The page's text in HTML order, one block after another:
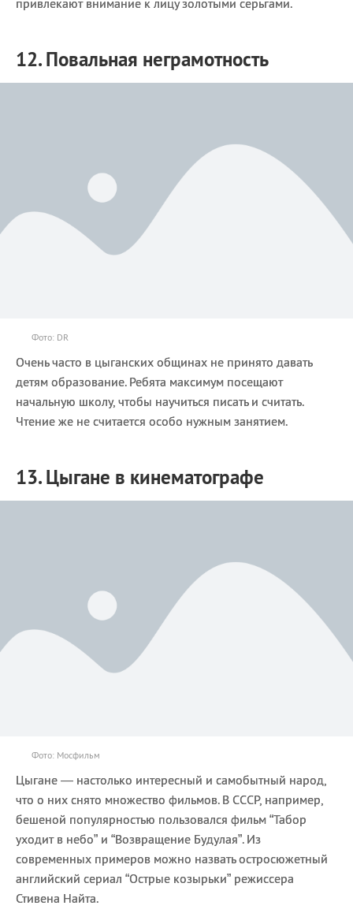
привлекают внимание к лицу золотыми серьгами.
12. Повальная неграмотность
Фото: DR
Очень часто в цыганских общинах не принято давать
детям образование. Ребята максимум посещают
начальную школу, чтобы научиться писать и считать.
Чтение же не считается особо нужным занятием.
13. Цыгане в кинематографе
Фото: Мосфильм
Цыгане — настолько интересный и самобытный народ,
что о них снято множество фильмов. В СССР, например,
бешеной популярностью пользовался фильм “Табор
уходит в небо” и “Возвращение Будулая”. Из
современных примеров можно назвать остросюжетный
английский сериал “Острые козырьки” режиссера
Стивена Найта.